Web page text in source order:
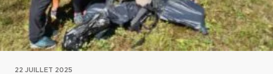
22 JUILLET 2025